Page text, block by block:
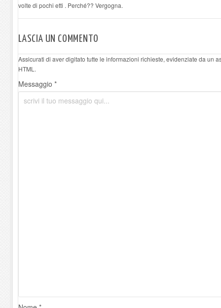
volte di pochi etti . Perché?? Vergogna.
LASCIA UN COMMENTO
Assicurati di aver digitato tutte le informazioni richieste, evidenziate da un
HTML.
Messaggio *